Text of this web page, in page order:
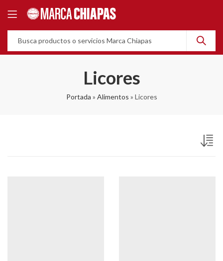
Licores
Portada » Alimentos » Licores